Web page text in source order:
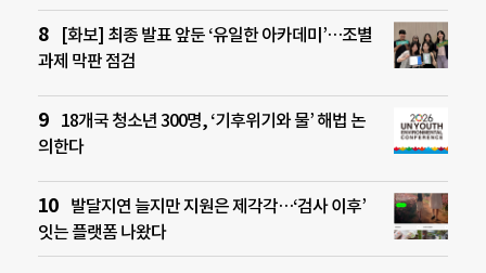
[화보] 최종 발표 앞둔 ‘유일한 아카데미’…조별
과제 막판 점검
18개국 청소년 300명, ‘기후위기와 물’ 해법 논
의한다
발달지연 늘지만 지원은 제각각…‘검사 이후’
잇는 플랫폼 나왔다